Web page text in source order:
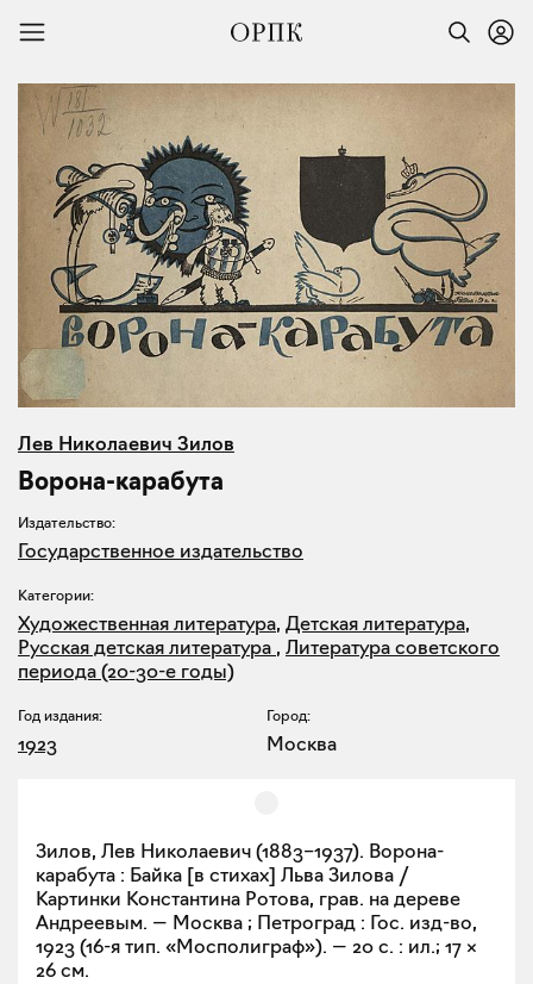
Лев Николаевич Зилов
Ворона-карабута
Издательство:
Государственное издательство
Категории:
Художественная литература, Детская литература,
Русская детская литература , Литература советского
периода (20-30-е годы)
Год издания:
1923
Город:
Москва
Зилов, Лев Николаевич (1883–1937). Ворона-
карабута : Байка [в стихах] Льва Зилова /
Картинки Константина Ротова, грав. на дереве
Андреевым. — Москва ; Петроград : Гос. изд-во,
1923 (16-я тип. «Мосполиграф»). — 20 с. : ил.; 17 ×
26 см.